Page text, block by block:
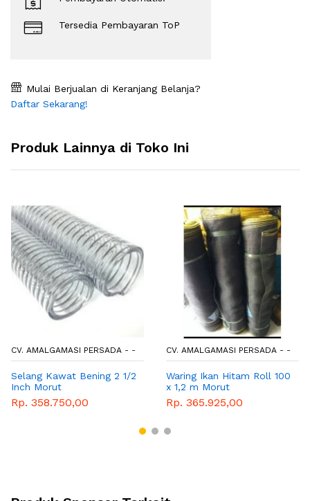
Tersedia Pembayaran ToP
Mulai Berjualan di Keranjang Belanja?
Daftar Sekarang!
Produk Lainnya di Toko Ini
CV. AMALGAMASI PERSADA - -
Selang Kawat Bening 2 1/2
Inch Morut
Rp. 358.750,00
CV. AMALGAMASI PERSADA - -
Waring Ikan Hitam Roll 100
x 1,2 m Morut
Rp. 365.925,00